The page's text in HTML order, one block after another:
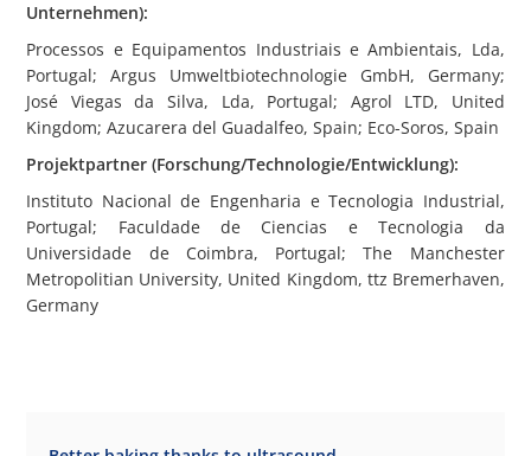
Unternehmen):
Processos e Equipamentos Industriais e Ambientais, Lda,
Portugal; Argus Umweltbiotechnologie GmbH, Germany;
José Viegas da Silva, Lda, Portugal; Agrol LTD, United
Kingdom; Azucarera del Guadalfeo, Spain; Eco-Soros, Spain
Projektpartner (Forschung/Technologie/Entwicklung):
Instituto Nacional de Engenharia e Tecnologia Industrial,
Portugal; Faculdade de Ciencias e Tecnologia da
Universidade de Coimbra, Portugal; The Manchester
Metropolitian University, United Kingdom, ttz Bremerhaven,
Germany